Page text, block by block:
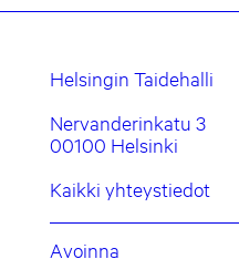
Helsingin Taidehalli
Nervanderinkatu 3
00100 Helsinki
Kaikki yhteystiedot
Avoinna